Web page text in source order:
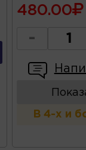
480.00
-
В 4-х и